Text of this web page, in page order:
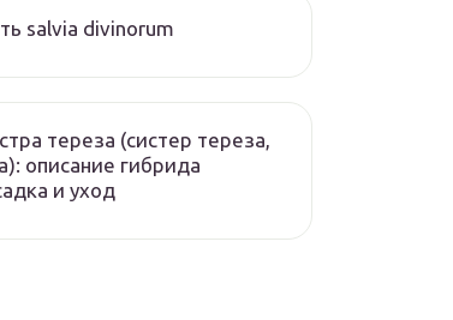
salvia divinorum
тереза (систер тереза,
описание гибрида
и уход